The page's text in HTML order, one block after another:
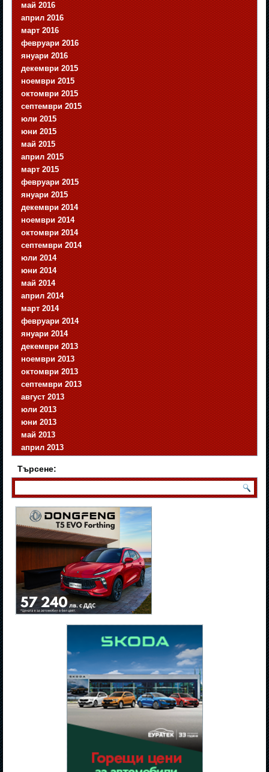
май 2016
април 2016
март 2016
февруари 2016
януари 2016
декември 2015
ноември 2015
октомври 2015
септември 2015
юли 2015
юни 2015
май 2015
април 2015
март 2015
февруари 2015
януари 2015
декември 2014
ноември 2014
октомври 2014
септември 2014
юли 2014
юни 2014
май 2014
април 2014
март 2014
февруари 2014
януари 2014
декември 2013
ноември 2013
октомври 2013
септември 2013
август 2013
юли 2013
юни 2013
май 2013
април 2013
Търсене: